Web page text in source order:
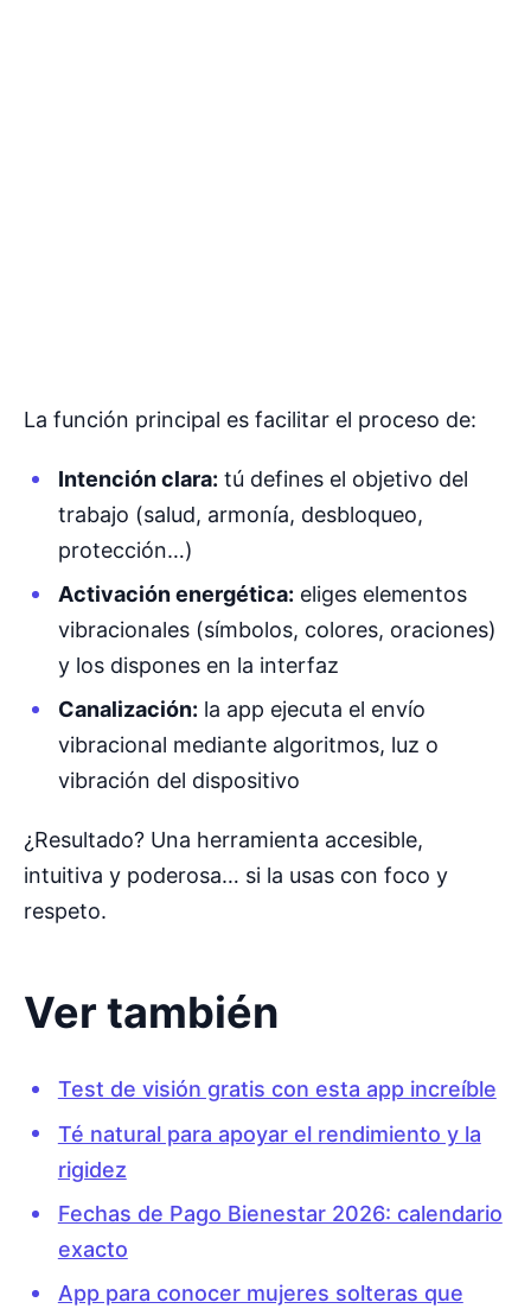
La función principal es facilitar el proceso de:
Intención clara: tú defines el objetivo del
trabajo (salud, armonía, desbloqueo,
protección…)
Activación energética: eliges elementos
vibracionales (símbolos, colores, oraciones)
y los dispones en la interfaz
Canalización: la app ejecuta el envío
vibracional mediante algoritmos, luz o
vibración del dispositivo
¿Resultado? Una herramienta accesible,
intuitiva y poderosa… si la usas con foco y
respeto.
Ver también
Test de visión gratis con esta app increíble
Té natural para apoyar el rendimiento y la
rigidez
Fechas de Pago Bienestar 2026: calendario
exacto
App para conocer mujeres solteras que